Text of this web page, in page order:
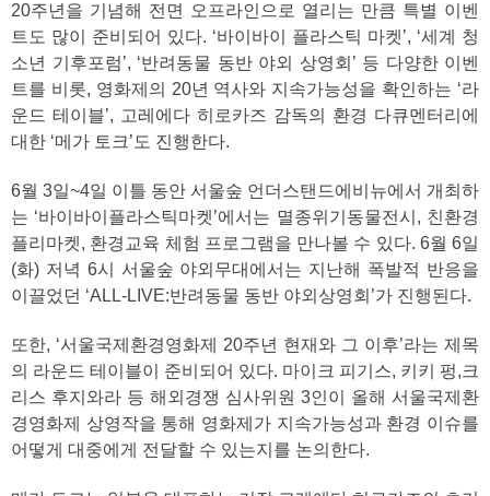
20주년을 기념해 전면 오프라인으로 열리는 만큼 특별 이벤
트도 많이 준비되어 있다. ‘바이바이 플라스틱 마켓’, ‘세계 청
소년 기후포럼’, ‘반려동물 동반 야외 상영회’ 등 다양한 이벤
트를 비롯, 영화제의 20년 역사와 지속가능성을 확인하는 ‘라
운드 테이블’, 고레에다 히로카즈 감독의 환경 다큐멘터리에
대한 ‘메가 토크’도 진행한다.
6월 3일~4일 이틀 동안 서울숲 언더스탠드에비뉴에서 개최하
는 ‘바이바이플라스틱마켓’에서는 멸종위기동물전시, 친환경
플리마켓, 환경교육 체험 프로그램을 만나볼 수 있다. 6월 6일
(화) 저녁 6시 서울숲 야외무대에서는 지난해 폭발적 반응을
이끌었던 ‘ALL-LIVE:반려동물 동반 야외상영회’가 진행된다.
또한, ‘서울국제환경영화제 20주년 현재와 그 이후’라는 제목
의 라운드 테이블이 준비되어 있다. 마이크 피기스, 키키 펑,크
리스 후지와라 등 해외경쟁 심사위원 3인이 올해 서울국제환
경영화제 상영작을 통해 영화제가 지속가능성과 환경 이슈를
어떻게 대중에게 전달할 수 있는지를 논의한다.